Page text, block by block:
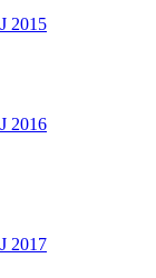
2015
2016
2017